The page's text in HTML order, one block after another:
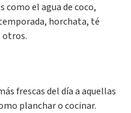
como el agua de coco,
horchata, té
otros.
frescas del día a aquellas
planchar o cocinar.